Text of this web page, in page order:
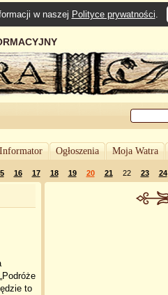
w naszej Polityce prywatności.
Informator Ogłoszenia Moja Watra
16 17 18 19 20 21 22 23 24
to